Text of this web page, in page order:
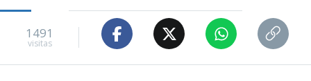
1491
visitas